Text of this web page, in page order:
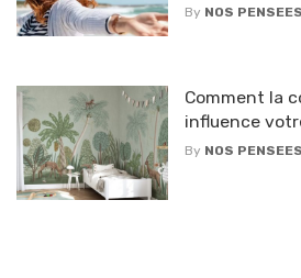
By NOS PENSEES
Comment la
influence
By NOS PENSEES